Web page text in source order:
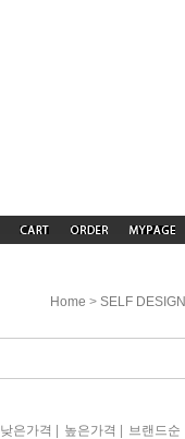
Home > SELF DESIGN
낮은가격 | 높은가격 | 브랜드순